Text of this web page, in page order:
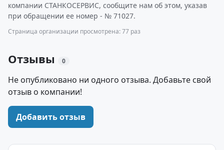
компании СТАНКОСЕРВИС, сообщите нам об этом, указав
при обращении ее номер - № 71027.
Страница организации просмотрена: 77 раз
Отзывы 0
Не опубликовано ни одного отзыва. Добавьте свой
отзыв о компании!
Добавить отзыв